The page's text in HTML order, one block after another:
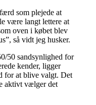
som plejede at
være langt lettere at
oven i købet blev
så vidt jeg husker.
50 sandsynlighed for
kender, ligger
for at blive valgt. Det
aktivt vælger det